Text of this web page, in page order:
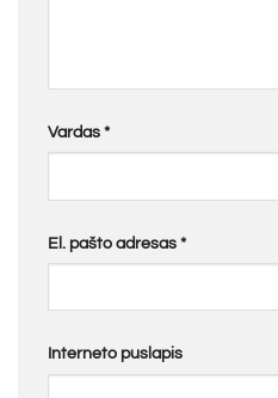
Vardas *
El. pašto adresas *
Interneto puslapis